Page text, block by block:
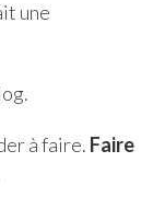
une
à faire. Faire